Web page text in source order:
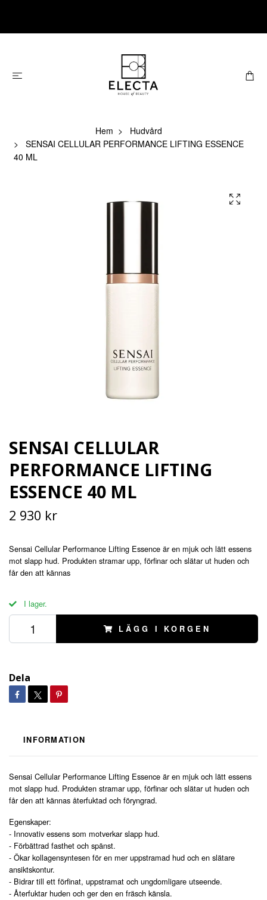
Hem
Hudvård
SENSAI CELLULAR PERFORMANCE LIFTING ESSENCE
40 ML
SENSAI CELLULAR
PERFORMANCE LIFTING
ESSENCE 40 ML
2 930 kr
Sensai Cellular Performance Lifting Essence är en mjuk och lätt essens
mot slapp hud. Produkten stramar upp, förfinar och slätar ut huden och
får den att kännas
I lager.
LÄGG I KORGEN
Dela
INFORMATION
Sensai Cellular Performance Lifting Essence är en mjuk och lätt essens
mot slapp hud. Produkten stramar upp, förfinar och slätar ut huden och
får den att kännas återfuktad och föryngrad.
Egenskaper:
- Innovativ essens som motverkar slapp hud.
- Förbättrad fasthet och spänst.
- Ökar kollagensyntesen för en mer uppstramad hud och en slätare
ansiktskontur.
- Bidrar till ett förfinat, uppstramat och ungdomligare utseende.
- Återfuktar huden och ger den en fräsch känsla.